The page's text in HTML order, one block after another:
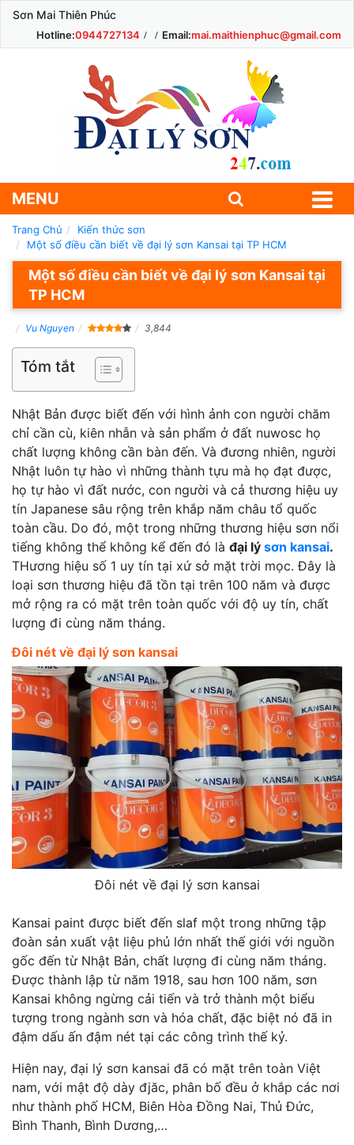
Sơn Mai Thiên Phúc
Hotline:0944727134 Email:mai.maithienphuc@gmail.com
MENU
Trang Chủ
Kiến thức sơn
Một số điều cần biết về đại lý sơn Kansai tại TP HCM
Một số điều cần biết về đại lý sơn Kansai tại
TP HCM
Vu Nguyen 3,844
Tóm tắt
Nhật Bản được biết đến với hình ảnh con người chăm
chỉ cần cù, kiên nhẫn và sản phẩm ở đất nuwosc họ
chất lượng không cần bàn đến. Và đương nhiên, người
Nhật luôn tự hào vì những thành tựu mà họ đạt được,
họ tự hào vì đất nước, con người và cả thương hiệu uy
tín Japanese sâu rộng trên khắp năm châu tổ quốc
toàn cầu. Do đó, một trong những thương hiệu sơn nổi
tiếng không thể không kể đến đó là đại lý sơn kansai.
THương hiệu số 1 uy tín tại xứ sở mặt trời mọc. Đây là
loại sơn thương hiệu đã tồn tại trên 100 năm và được
mở rộng ra có mặt trên toàn quốc với độ uy tín, chất
lượng đi cùng năm tháng.
Đôi nét về đại lý sơn kansai
Đôi nét về đại lý sơn kansai
Kansai paint được biết đến slaf một trong những tập
đoàn sản xuất vật liệu phủ lớn nhất thế giới với nguồn
gốc đến từ Nhật Bản, chất lượng đi cùng năm tháng.
Được thành lập từ năm 1918, sau hơn 100 năm, sơn
Kansai không ngừng cải tiến và trở thành một biểu
tượng trong ngành sơn và hóa chất, đặc biệt nó đã in
đậm dấu ấn đậm nét tại các công trình thế kỷ.
Hiện nay, đại lý sơn kansai đã có mặt trên toàn Việt
nam, với mật độ dày đjăc, phân bố đều ở khắp các nơi
như thành phố HCM, Biên Hòa Đồng Nai, Thủ Đức,
Bình Thanh, Bình Dương,…